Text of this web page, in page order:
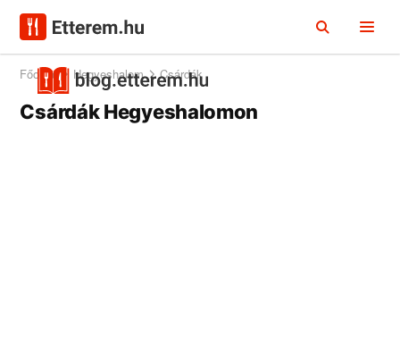
Főoldal Hegyeshalom Csárdák
Csárdák Hegyeshalomon